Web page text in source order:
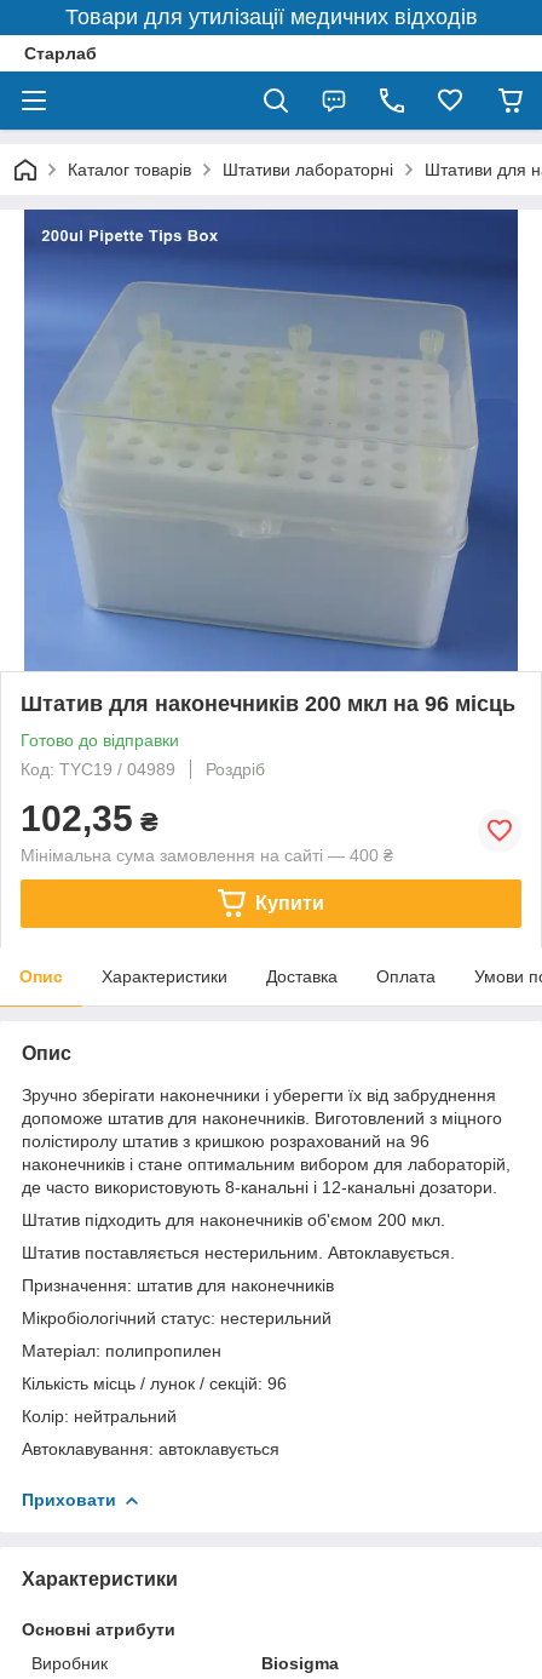
Товари для утилізації медичних відходів
Старлаб
Каталог товарів Штативи лабораторні Штативи для
Штатив для наконечників 200 мкл на 96 місць
Готово до відправки
Код: TYC19 / 04989
Роздріб
102,35 ₴
Мінімальна сума замовлення на сайті — 400 ₴
Купити
Опис Характеристики Доставка Оплата Умови
Опис
Зручно зберігати наконечники і уберегти їх від забруднення
допоможе штатив для наконечників. Виготовлений з міцного
полістиролу штатив з кришкою розрахований на 96
наконечників і стане оптимальним вибором для лабораторій,
де часто використовують 8-канальні і 12-канальні дозатори.
Штатив підходить для наконечників об'ємом 200 мкл.
Штатив поставляється нестерильним. Автоклавується.
Призначення: штатив для наконечників
Мікробіологічний статус: нестерильний
Матеріал: полипропилен
Кількість місць / лунок / секцій: 96
Колір: нейтральний
Автоклавування: автоклавується
Приховати
Характеристики
Основні атрибути
Виробник
Biosigma